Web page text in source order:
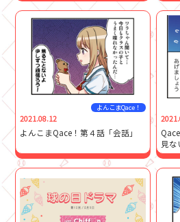
よんこまQace！
2021.08.12
よんこまQace！第４話「会話」
見な